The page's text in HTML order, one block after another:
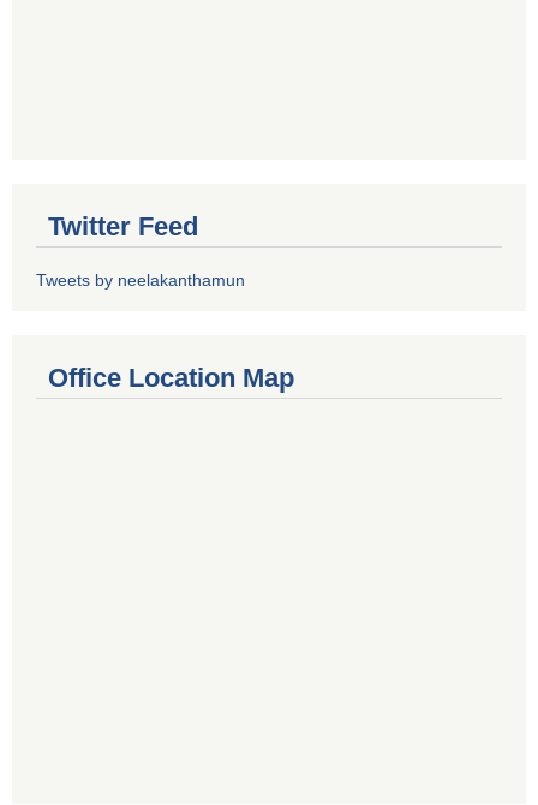
Twitter Feed
Tweets by neelakanthamun
Office Location Map